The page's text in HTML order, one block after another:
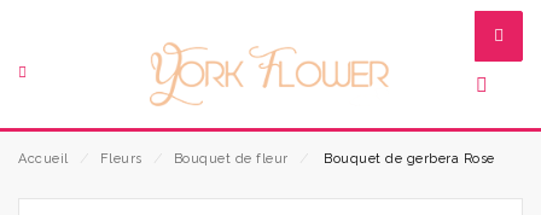
Accueil Fleurs Bouquet de fleur Bouquet de gerbera Rose